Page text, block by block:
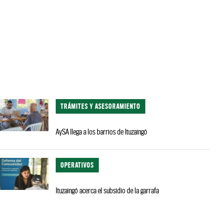
TRÁMITES Y ASESORAMIENTO
AySA llega a los barrios de Ituzaingó
OPERATIVOS
Ituzaingó acerca el subsidio de la garrafa